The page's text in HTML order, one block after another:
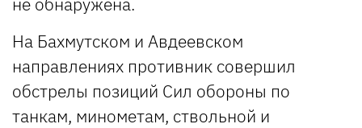
На Бахмутском и Авдеевском
направлениях противник совершил
обстрелы позиций Сил обороны по
танкам, минометам, ствольной и